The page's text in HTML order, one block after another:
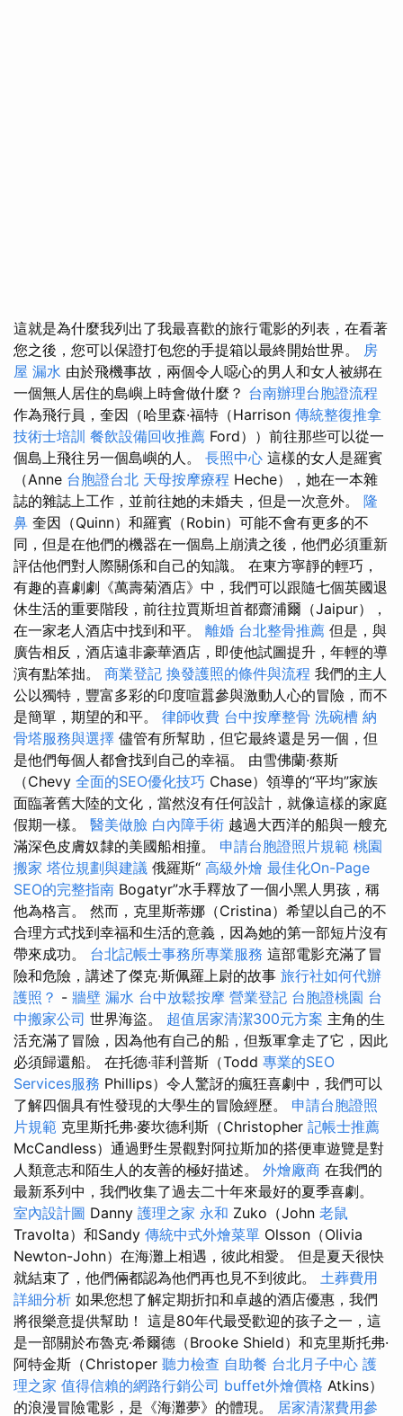
這就是為什麼我列出了我最喜歡的旅行電影的列表，在看著
您之後，您可以保證打包您的手提箱以最終開始世界。 房
屋 漏水 由於飛機事故，兩個令人噁心的男人和女人被綁在
一個無人居住的島嶼上時會做什麼？ 台南辦理台胞證流程
作為飛行員，奎因（哈里森·福特（Harrison 傳統整復推拿
技術士培訓 餐飲設備回收推薦 Ford））前往那些可以從一
個島上飛往另一個島嶼的人。 長照中心 這樣的女人是羅賓
（Anne 台胞證台北 天母按摩療程 Heche），她在一本雜
誌的雜誌上工作，並前往她的未婚夫，但是一次意外。 隆
鼻 奎因（Quinn）和羅賓（Robin）可能不會有更多的不
同，但是在他們的機器在一個島上崩潰之後，他們必須重新
評估他們對人際關係和自己的知識。 在東方寧靜的輕巧，
有趣的喜劇劇《萬壽菊酒店》中，我們可以跟隨七個英國退
休生活的重要階段，前往拉賈斯坦首都齋浦爾（Jaipur），
在一家老人酒店中找到和平。 離婚 台北整骨推薦 但是，與
廣告相反，酒店遠非豪華酒店，即使他試圖提升，年輕的導
演有點笨拙。 商業登記 換發護照的條件與流程 我們的主人
公以獨特，豐富多彩的印度喧囂參與激動人心的冒險，而不
是簡單，期望的和平。 律師收費 台中按摩整骨 洗碗槽 納
骨塔服務與選擇 儘管有所幫助，但它最終還是另一個，但
是他們每個人都會找到自己的幸福。 由雪佛蘭·蔡斯
（Chevy 全面的SEO優化技巧 Chase）領導的“平均”家族
面臨著舊大陸的文化，當然沒有任何設計，就像這樣的家庭
假期一樣。 醫美做臉 白內障手術 越過大西洋的船與一艘充
滿深色皮膚奴隸的美國船相撞。 申請台胞證照片規範 桃園
搬家 塔位規劃與建議 俄羅斯“ 高級外燴 最佳化On-Page
SEO的完整指南 Bogatyr”水手釋放了一個小黑人男孩，稱
他為格言。 然而，克里斯蒂娜（Cristina）希望以自己的不
合理方式找到幸福和生活的意義，因為她的第一部短片沒有
帶來成功。 台北記帳士事務所專業服務 這部電影充滿了冒
險和危險，講述了傑克·斯佩羅上尉的故事 旅行社如何代辦
護照？ - 牆壁 漏水 台中放鬆按摩 營業登記 台胞證桃園 台
中搬家公司 世界海盜。 超值居家清潔300元方案 主角的生
活充滿了冒險，因為他有自己的船，但叛軍拿走了它，因此
必須歸還船。 在托德·菲利普斯（Todd 專業的SEO
Services服務 Phillips）令人驚訝的瘋狂喜劇中，我們可以
了解四個具有性發現的大學生的冒險經歷。 申請台胞證照
片規範 克里斯托弗·麥坎德利斯（Christopher 記帳士推薦
McCandless）通過野生景觀對阿拉斯加的搭便車遊覽是對
人類意志和陌生人的友善的極好描述。 外燴廠商 在我們的
最新系列中，我們收集了過去二十年來最好的夏季喜劇。
室內設計圖 Danny 護理之家 永和 Zuko（John 老鼠
Travolta）和Sandy 傳統中式外燴菜單 Olsson（Olivia
Newton-John）在海灘上相遇，彼此相愛。 但是夏天很快
就結束了，他們倆都認為他們再也見不到彼此。 土葬費用
詳細分析 如果您想了解定期折扣和卓越的酒店優惠，我們
將很樂意提供幫助！ 這是80年代最受歡迎的孩子之一，這
是一部關於布魯克·希爾德（Brooke Shield）和克里斯托弗·
阿特金斯（Christoper 聽力檢查 自助餐 台北月子中心 護
理之家 值得信賴的網路行銷公司 buffet外燴價格 Atkins）
的浪漫冒險電影，是《海灘夢》的體現。 居家清潔費用參